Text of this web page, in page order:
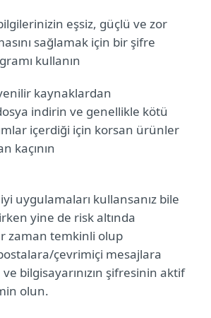
eşsiz, güçlü ve zor
sağlamak için bir şifre
kullanın
kaynaklardan
indirin ve genellikle kötü
içerdiği için korsan ürünler
kaçının
uygulamaları kullansanız bile
yine de risk altında
zaman temkinli olup
çevrimiçi mesajlara
bilgisayarınızın şifresinin aktif
olun.